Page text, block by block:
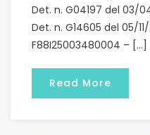
Det. n. G04197 del 03/
Det. n. G14605 del 05/
F88I25003480004 – […]
Read More